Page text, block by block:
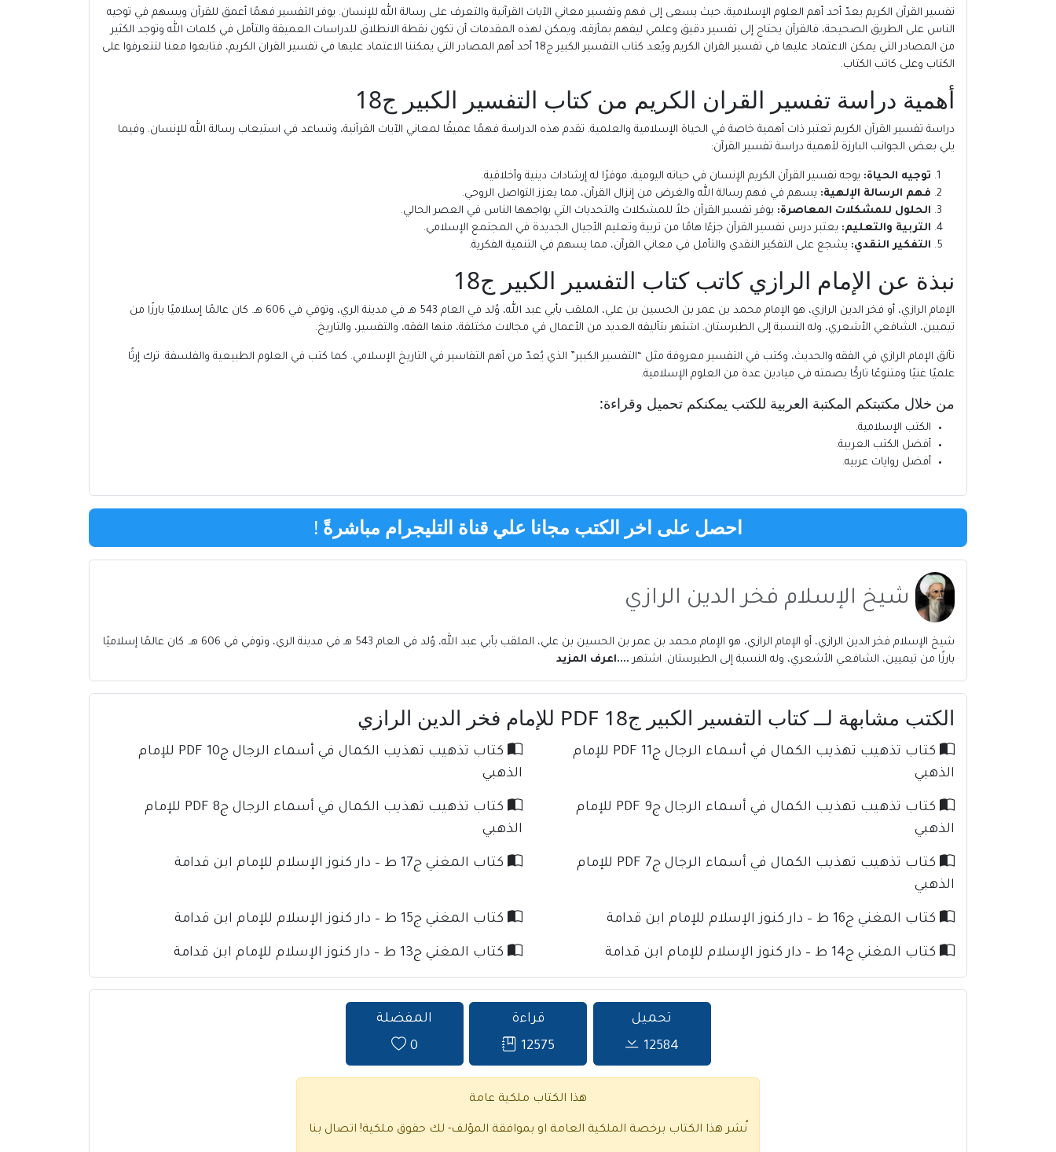
تفسير القرآن الكريم يعدّ أحد أهم العلوم الإسلامية، حيث يسعى إلى فهم وتفسير معاني الآيات القرآنية والتعرف على رسالة الله للإنسان. يوفر التفسير فهمًا أعمق للقرآن ويسهم في توجيه
الناس على الطريق الصحيحة، فالقرآن يحتاج إلى تفسير دقيق وعلمي ليفهم بمأزقه، ويمكن لهذه المقدمات أن تكون نقطة الانطلاق للدراسات العميقة والتأمل في كلمات الله وتوجد الكثير
من المصادر التي يمكن الاعتماد عليها في تفسير القران الكريم ويُعد كتاب التفسير الكبير ج18 أحد أهم المصادر التي يمكننا الاعتماد عليها في تفسير القران الكريم، فتابعوا معنا لتتعرفوا على
الكتاب وعلى كاتب الكتاب.
أهمية دراسة تفسير القران الكريم من كتاب التفسير الكبير ج18
دراسة تفسير القرآن الكريم تعتبر ذات أهمية خاصة في الحياة الإسلامية والعلمية. تقدم هذه الدراسة فهمًا عميقًا لمعاني الآيات القرآنية، وتساعد في استيعاب رسالة الله للإنسان. وفيما
يلي بعض الجوانب البارزة لأهمية دراسة تفسير القرآن:
توجيه الحياة: يوجه تفسير القرآن الكريم الإنسان في حياته اليومية، موفرًا له إرشادات دينية وأخلاقية.
فهم الرسالة الإلهية: يسهم في فهم رسالة الله والغرض من إنزال القرآن، مما يعزز التواصل الروحي.
الحلول للمشكلات المعاصرة: يوفر تفسير القرآن حلاً للمشكلات والتحديات التي يواجهها الناس في العصر الحالي.
التربية والتعليم: يعتبر درس تفسير القرآن جزءًا هامًا من تربية وتعليم الأجيال الجديدة في المجتمع الإسلامي.
التفكير النقدي: يشجع على التفكير النقدي والتأمل في معاني القرآن، مما يسهم في التنمية الفكرية.
نبذة عن الإمام الرازي كاتب كتاب التفسير الكبير ج18
الإمام الرازي
، أو فخر الدين الرازي، هو الإمام محمد بن عمر بن الحسين بن علي، الملقب بأبي عبد الله، وُلد في العام 543 هـ في مدينة الري، وتوفي في 606 هـ. كان عالمًا إسلاميًا بارزًا من
تيميين، الشافعي الأشعري، وله النسبة إلى الطبرستان. اشتهر بتأليفه العديد من الأعمال في مجالات مختلفة، منها الفقه، والتفسير، والتاريخ.
تألق الإمام الرازي في الفقه والحديث، وكتب في التفسير معروفة مثل “التفسير الكبير” الذي يُعدّ من أهم التفاسير في التاريخ الإسلامي. كما كتب في العلوم الطبيعية والفلسفة. ترك إرثًا
علميًا غنيًا ومتنوعًا تاركًا بصمته في ميادين عدة من العلوم الإسلامية.
من خلال مكتبتكم المكتبة العربية للكتب يمكنكم تحميل وقراءة:
الكتب الإسلامية.
أفضل الكتب العربية.
أفضل روايات عربيه.
احصل على اخر الكتب مجانا علي قناة التليجرام مباشرةً !
شيخ الإسلام فخر الدين الرازي
شيخ الإسلام فخر الدين الرازي، أو الإمام الرازي، هو الإمام محمد بن عمر بن الحسين بن علي، الملقب بأبي عبد الله، وُلد في العام 543 هـ في مدينة الري، وتوفي في 606 هـ. كان عالمًا إسلاميًا
بارزًا من تيميين، الشافعي الأشعري، وله النسبة إلى الطبرستان. اشتهر ....اعرف المزيد
الكتب مشابهة لــ كتاب التفسير الكبير ج18 PDF للإمام فخر الدين الرازي
كتاب تذهيب تهذيب الكمال في أسماء الرجال ج11 PDF للإمام
الذهبي
كتاب تذهيب تهذيب الكمال في أسماء الرجال ج10 PDF للإمام
الذهبي
كتاب تذهيب تهذيب الكمال في أسماء الرجال ج9 PDF للإمام
الذهبي
كتاب تذهيب تهذيب الكمال في أسماء الرجال ج8 PDF للإمام
الذهبي
كتاب تذهيب تهذيب الكمال في أسماء الرجال ج7 PDF للإمام
الذهبي
كتاب المغني ج17 ط – دار كنوز الإسلام للإمام ابن قدامة
كتاب المغني ج16 ط – دار كنوز الإسلام للإمام ابن قدامة كتاب المغني ج15 ط – دار كنوز الإسلام للإمام ابن قدامة
كتاب المغني ج14 ط – دار كنوز الإسلام للإمام ابن قدامة كتاب المغني ج13 ط – دار كنوز الإسلام للإمام ابن قدامة
تحميل
12584
قراءة
12575
المفضلة
0
هذا الكتاب ملكية عامة
نُشر هذا الكتاب برخصة الملكية العامة او بموافقة المؤلف- لك حقوق ملكية! اتصال بنا